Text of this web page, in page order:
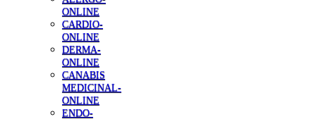
ONLINE
CARDIO-
ONLINE
DERMA-
ONLINE
CANABIS
MEDICINAL-
ONLINE
ENDO-